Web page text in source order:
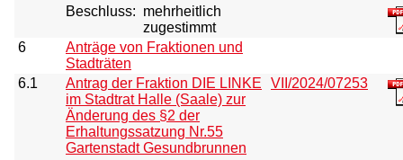
Beschluss: mehrheitlich
zugestimmt
6
Anträge von Fraktionen und
Stadträten
6.1
Antrag der Fraktion DIE LINKE
im Stadtrat Halle (Saale) zur
Änderung des §2 der
Erhaltungssatzung Nr.55
Gartenstadt Gesundbrunnen
VII/2024/07253